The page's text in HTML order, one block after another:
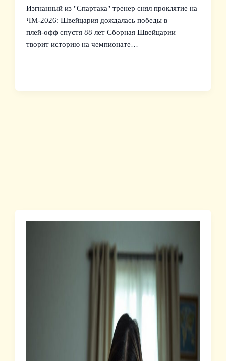
Изгнанный из "Спартака" тренер снял проклятие на
ЧМ‑2026: Швейцария дождалась победы в
плей‑офф спустя 88 лет Сборная Швейцарии
творит историю на чемпионате…